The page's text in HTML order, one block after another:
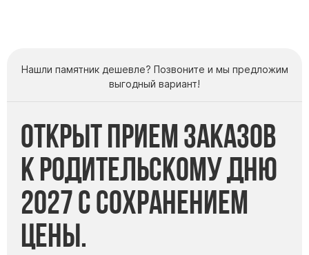
Ограды из чугуна
Столы и лавки
Тротуарная плитка
Вазы полимерные
Подсвечники
Нашли памятник дешевле? Позвоните и мы предложим
выгодный вариант!
Открыт прием заказов
к Родительскому дню
2027 с сохранением
цены.